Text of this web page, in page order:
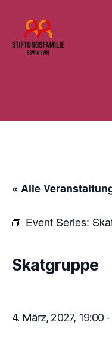
« Alle
Event Series:
Skatgruppe
4. März, 2027, 19:00 -